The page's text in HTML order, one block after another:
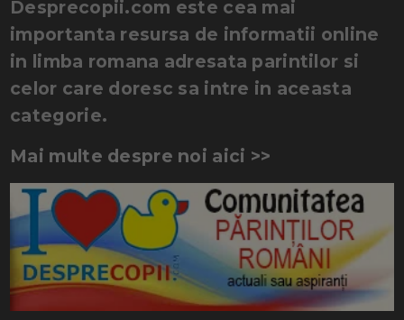
Desprecopii.com este cea mai
importanta resursa de informatii online
in limba romana adresata parintilor si
celor care doresc sa intre in aceasta
categorie.
Mai multe despre noi aici >>